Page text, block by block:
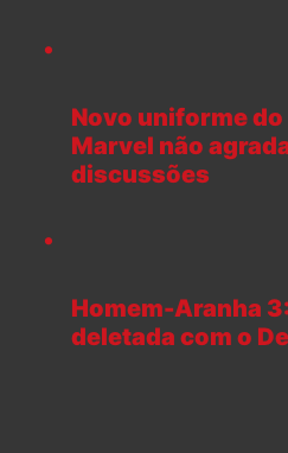
Novo uniforme
Marvel não
discussões
Homem-Aranha
deletada com o